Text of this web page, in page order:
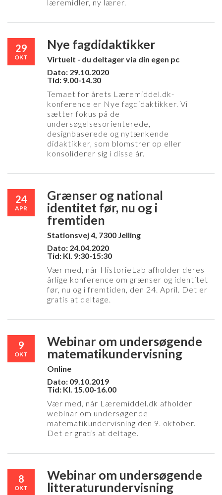
læremidler, ny lærer.
29
OKT
Nye fagdidaktikker
Virtuelt - du deltager via din egen pc
Dato: 29.10.2020
Tid: 9.00-14.30
Temaet for årets Læremiddel.dk-
konference er Nye fagdidaktikker. Vi
sætter fokus på de
undersøgelsesorienterede,
designbaserede og nytænkende
didaktikker, som blomstrer op eller
konsoliderer sig i disse år.
24
APR
Grænser og national
identitet før, nu og i
fremtiden
Stationsvej 4, 7300 Jelling
Dato: 24.04.2020
Tid: Kl. 9:30-15:30
Vær med, når HistorieLab afholder deres
årlige konference om grænser og identitet
før, nu og i fremtiden, den 24. April. Det er
gratis at deltage.
9
OKT
Webinar om undersøgende
matematikundervisning
Online
Dato: 09.10.2019
Tid: Kl. 15.00-16.00
Vær med, når Læremiddel.dk afholder
webinar om undersøgende
matematikundervisning den 9. oktober.
Det er gratis at deltage.
8
OKT
Webinar om undersøgende
litteraturundervisning